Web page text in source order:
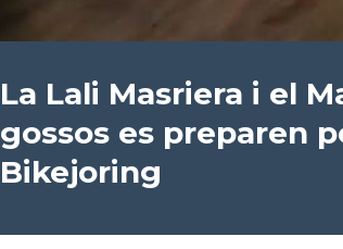
La Lali Masriera i el
gossos es preparen
Bikejoring